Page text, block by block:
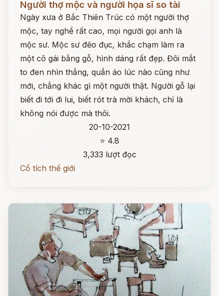
Người thợ mộc và người họa sĩ so tài
Ngày xưa ở Bắc Thiên Trúc có một người thợ
mộc, tay nghề rất cao, mọi người gọi anh là
mộc sư. Mộc sư đẽo đục, khắc chạm làm ra
một cô gái bằng gỗ, hình dáng rất đẹp. Đôi mắt
to đen nhìn thẳng, quần áo lúc nào cũng như
mới, chẳng khác gì một người thật. Người gỗ lại
biết đi tới đi lui, biết rót trà mời khách, chỉ là
không nói được mà thôi.
20-10-2021
⭐ 4.8
3,333 lượt đọc
Cổ tích thế giới